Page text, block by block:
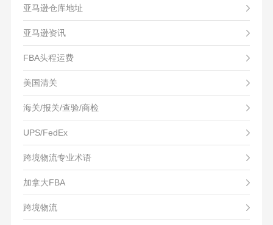
亚马逊仓库地址
亚马逊资讯
FBA头程运费
美国清关
海关/报关/查验/商检
UPS/FedEx
跨境物流专业术语
加拿大FBA
跨境物流